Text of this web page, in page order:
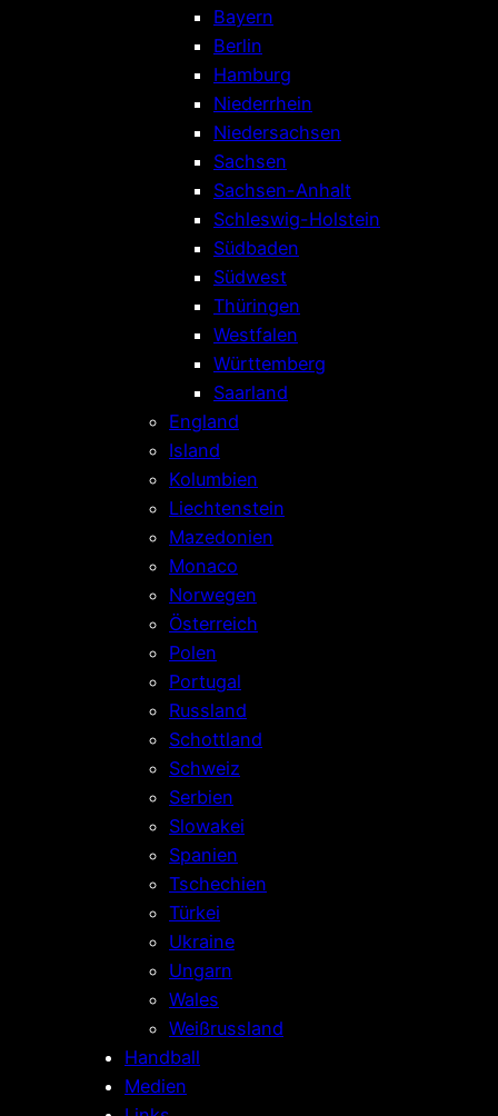
Bayern
Berlin
Hamburg
Niederrhein
Niedersachsen
Sachsen
Sachsen-Anhalt
Schleswig-Holstein
Südbaden
Südwest
Thüringen
Westfalen
Württemberg
Saarland
England
Island
Kolumbien
Liechtenstein
Mazedonien
Monaco
Norwegen
Österreich
Polen
Portugal
Russland
Schottland
Schweiz
Serbien
Slowakei
Spanien
Tschechien
Türkei
Ukraine
Ungarn
Wales
Weißrussland
Handball
Medien